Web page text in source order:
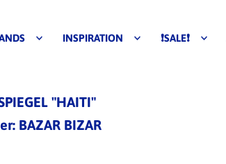
INSPIRATION ❗SALE❗
"HAITI"
BAZAR BIZAR